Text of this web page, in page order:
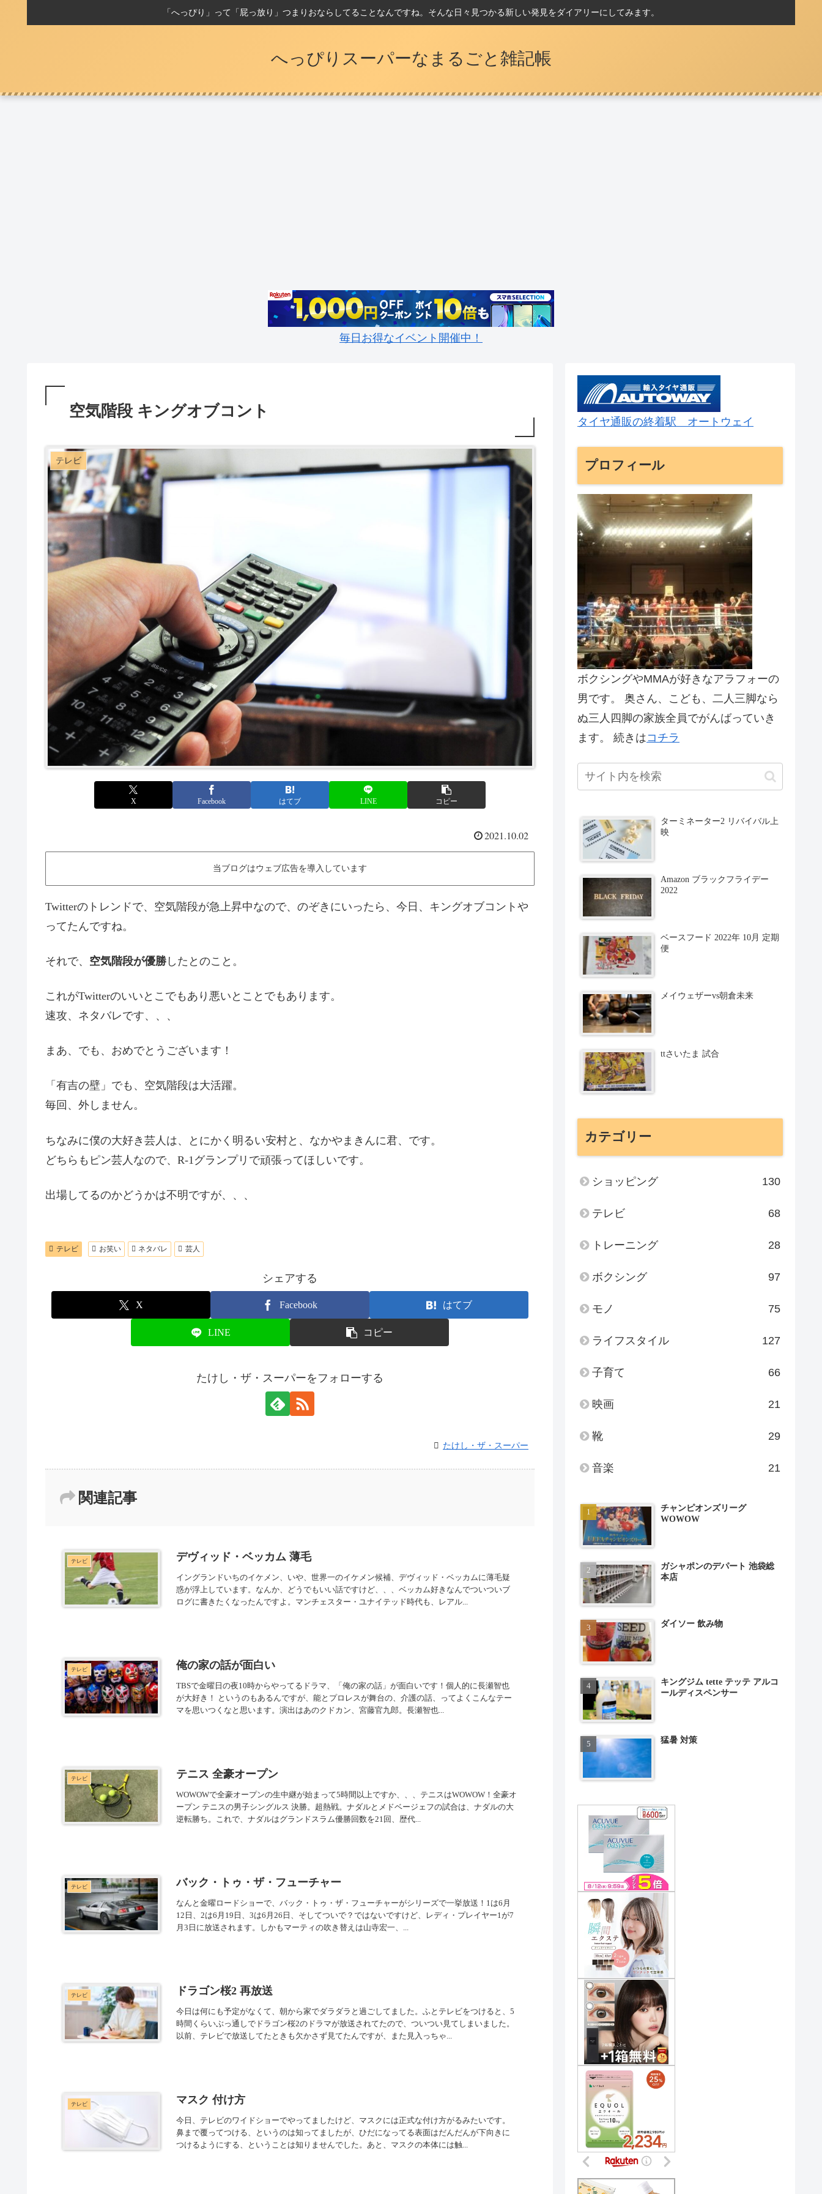
「へっぴり」って「屁っ放り」つまりおならしてることなんですね。そんな日々見つかる新しい発見をダイアリーにしてみます。
へっぴりスーパーなまるごと雑記帳
毎日お得なイベント開催中！
空気階段 キングオブコント
テレビ
X Facebook はてブ LINE コピー
2021.10.02
当ブログはウェブ広告を導入しています
Twitterのトレンドで、空気階段が急上昇中なので、のぞきにいったら、今日、キングオブコントや
ってたんですね。
それで、 空気階段が優勝 したとのこと。
これがTwitterのいいとこでもあり悪いとことでもあります。
速攻、ネタバレです、、、
まあ、でも、おめでとうございます！
「有吉の壁」でも、空気階段は大活躍。
毎回、外しません。
ちなみに僕の大好き芸人は、とにかく明るい安村と、なかやまきんに君、です。
どちらもピン芸人なので、R-1グランプリで頑張ってほしいです。
出場してるのかどうかは不明ですが、、、
テレビ お笑い ネタバレ 芸人
シェアする
X Facebook はてブ
LINE コピー
たけし・ザ・スーパーをフォローする
たけし・ザ・スーパー
関連記事
テレビ デヴィッド・ベッカム 薄毛
イングランドいちのイケメン、いや、世界一のイケメン候補、デヴィッド・ベッカムに薄毛疑
惑が浮上しています。なんか、どうでもいい話ですけど、、、ベッカム好きなんでついついブ
ログに書きたくなったんですよ。マンチェスター・ユナイテッド時代も、レアル...
テレビ 俺の家の話が面白い
TBSで金曜日の夜10時からやってるドラマ、「俺の家の話」が面白いです！個人的に長瀬智也
が大好き！ というのもあるんですが、能とプロレスが舞台の、介護の話、ってよくこんなテー
マを思いつくなと思います。演出はあのクドカン、宮藤官九郎。長瀬智也...
テレビ テニス 全豪オープン
WOWOWで全豪オープンの生中継が始まって5時間以上ですか、、、テニスはWOWOW！全豪オ
ープン テニスの男子シングルス 決勝。超熱戦。ナダルとメドベージェフの試合は、ナダルの大
逆転勝ち。これで、ナダルはグランドスラム優勝回数を21回、歴代...
テレビ バック・トゥ・ザ・フューチャー
なんと金曜ロードショーで、バック・トゥ・ザ・フューチャーがシリーズで一挙放送！1は6月
12日、2は6月19日、3は6月26日、そしてついで？ではないですけど、レディ・プレイヤー1が7
月3日に放送されます。しかもマーティの吹き替えは山寺宏一、...
テレビ ドラゴン桜2 再放送
今日は何にも予定がなくて、朝から家でダラダラと過ごしてました。ふとテレビをつけると、5
時間くらいぶっ通しでドラゴン桜2のドラマが放送されてたので、ついつい見てしまいました。
以前、テレビで放送してたときも欠かさず見てたんですが、また見入っちゃ...
テレビ マスク 付け方
今日、テレビのワイドショーでやってましたけど、マスクには正式な付け方がるみたいです。
鼻まで覆ってつける、というのは知ってましたが、ひだになってる表面はだんだんが下向きに
つけるようにする、ということは知りませんでした。あと、マスクの本体には触...
タイヤ通販の終着駅 オートウェイ
プロフィール
ボクシングやMMAが好きなアラフォーの
男です。 奥さん、こども、二人三脚なら
ぬ三人四脚の家族全員でがんばっていき
ます。 続きはコチラ
ターミネーター2 リバイバル上
映
Amazon ブラックフライデー
2022
ベースフード 2022年 10月 定期
便
メイウェザーvs朝倉未来
ttさいたま 試合
カテゴリー
ショッピング 130
テレビ 68
トレーニング 28
ボクシング 97
モノ 75
ライフスタイル 127
子育て 66
映画 21
靴 29
音楽 21
チャンピオンズリーグ
WOWOW
ガシャポンのデパート 池袋総
本店
ダイソー 飲み物
キングジム tette テッテ アルコ
ールディスペンサー
猛暑 対策